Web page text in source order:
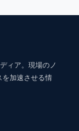
ィア。現場のノ
を加速させる情